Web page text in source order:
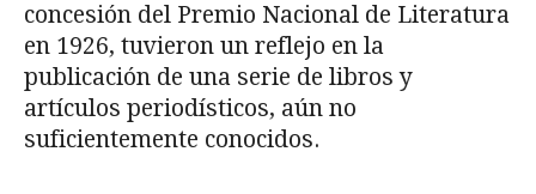
concesión del Premio Nacional de Literatura
en 1926, tuvieron un reflejo en la
publicación de una serie de libros y
artículos periodísticos, aún no
suficientemente conocidos.